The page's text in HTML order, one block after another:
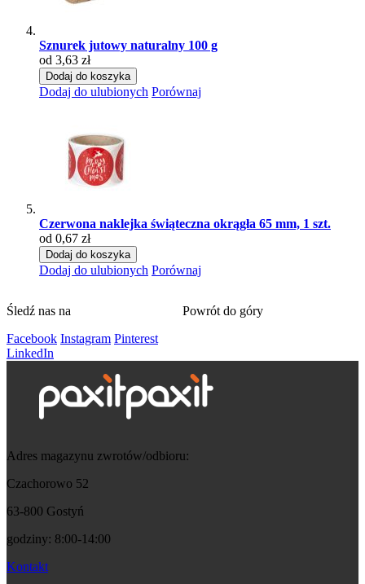
Sznurek jutowy naturalny 100 g
od 3,63 zł
Dodaj do koszyka
Dodaj do ulubionych Porównaj
Czerwona naklejka świąteczna okrągła 65 mm, 1 szt.
od 0,67 zł
Dodaj do koszyka
Dodaj do ulubionych Porównaj
Śledź nas na
Facebook Instagram Pinterest
LinkedIn
Powrót do góry
Adres magazynu zwrotów/odbioru:
Czachorowo 52
63-800 Gostyń
godziny: 8:00-14:00
Kontakt